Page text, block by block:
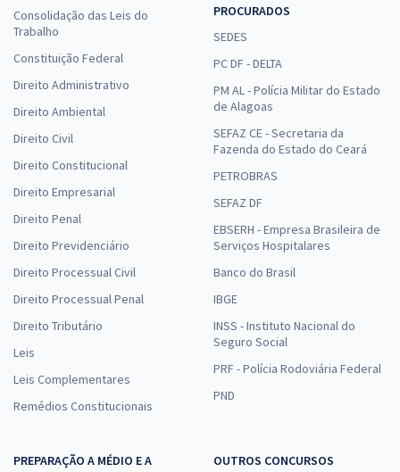
Consolidação das Leis do
Trabalho
Constituição Federal
Direito Administrativo
Direito Ambiental
Direito Civil
Direito Constitucional
Direito Empresarial
Direito Penal
Direito Previdenciário
Direito Processual Civil
Direito Processual Penal
Direito Tributário
Leis
Leis Complementares
Remédios Constitucionais
PROCURADOS
SEDES
PC DF - DELTA
PM AL - Polícia Militar do Estado
de Alagoas
SEFAZ CE - Secretaria da
Fazenda do Estado do Ceará
PETROBRAS
SEFAZ DF
EBSERH - Empresa Brasileira de
Serviços Hospitalares
Banco do Brasil
IBGE
INSS - Instituto Nacional do
Seguro Social
PRF - Polícia Rodoviária Federal
PND
PREPARAÇÃO A MÉDIO E A
OUTROS CONCURSOS